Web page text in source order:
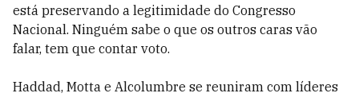
está preservando a legitimidade do Congresso
Nacional. Ninguém sabe o que os outros caras vão
falar, tem que contar voto.
Haddad, Motta e Alcolumbre se reuniram com líderes